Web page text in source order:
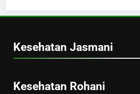
Melepas Penat
Kesehatan Jasmani
Kesehatan Rohani